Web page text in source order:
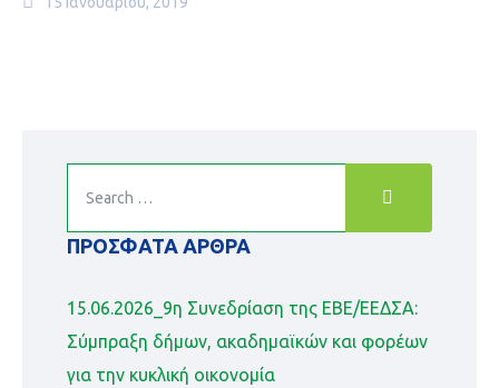
ΠΡΌΣΦΑΤΑ ΆΡΘΡΑ
15.06.2026_9η Συνεδρίαση της ΕΒΕ/ΕΕΔΣΑ:
Σύμπραξη δήμων, ακαδημαϊκών και φορέων
για την κυκλική οικονομία